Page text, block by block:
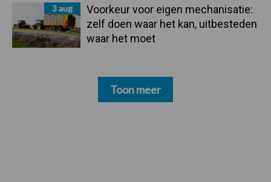
3 aug
Voorkeur voor eigen mechanisatie:
zelf doen waar het kan, uitbesteden
waar het moet
Toon meer